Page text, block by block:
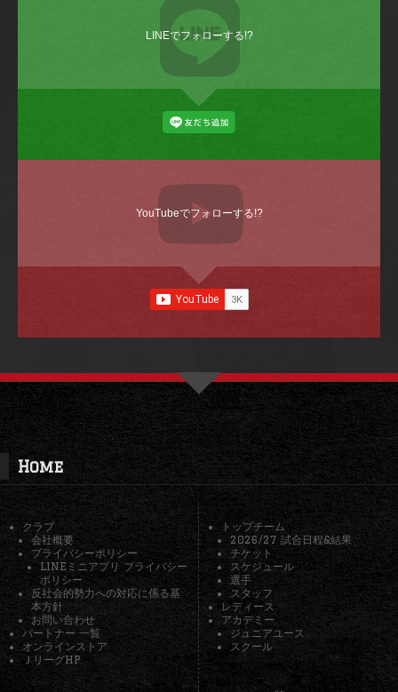
LINEでフォローする!?
YouTubeでフォローする!?
Home
クラブ
会社概要
プライバシーポリシー
LINEミニアプリ プライバシー
ポリシー
反社会的勢力への対応に係る基
本方針
お問い合わせ
パートナー 一覧
オンラインストア
ＪリーグHP
トップチーム
2026/27 試合日程&結果
チケット
スケジュール
選手
スタッフ
レディース
アカデミー
ジュニアユース
スクール